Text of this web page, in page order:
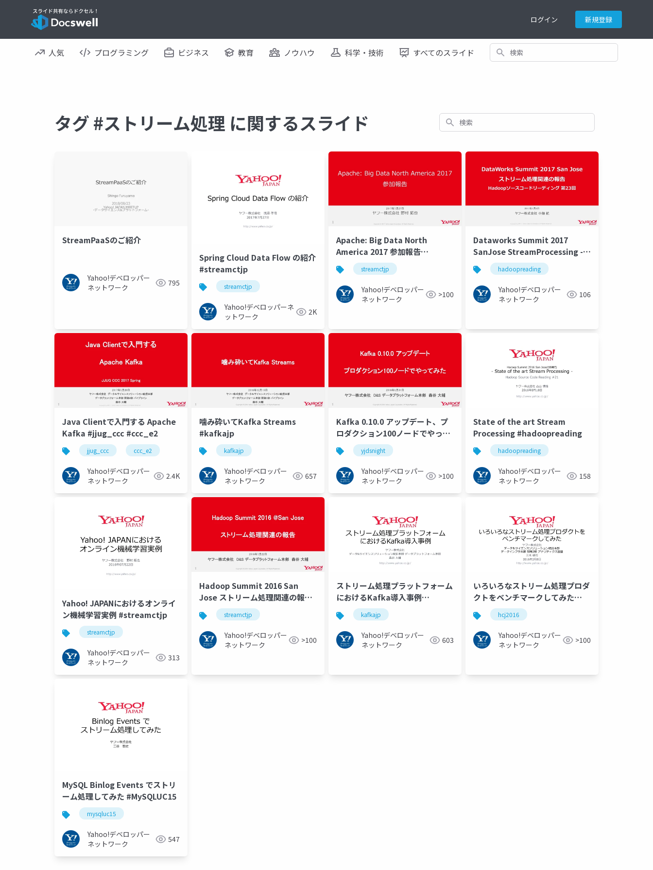
ログイン 新規登録
人気 プログラミング ビジネス 教育 ノウハウ 科学・技術 すべてのスライド 検索
タグ #ストリーム処理 に関するスライド 検索
StreamPaaSのご紹介
Yahoo!デベロッパー
ネットワーク
795
Spring Cloud Data Flow の紹介
#streamctjp
streamctjp
Yahoo!デベロッパーネ
ットワーク
2K
Apache: Big Data North
America 2017 参加報告
#streamctjp
streamctjp
Yahoo!デベロッパー
ネットワーク
>100
Dataworks Summit 2017
SanJose StreamProcessing -
Hadoop Source Code Reading
#23 #hadoopreading
hadoopreading
Yahoo!デベロッパー
ネットワーク
106
Java Clientで入門する Apache
Kafka #jjug_ccc #ccc_e2
jjug_ccc ccc_e2
Yahoo!デベロッパー
ネットワーク
2.4K
噛み砕いてKafka Streams
#kafkajp
kafkajp
Yahoo!デベロッパー
ネットワーク
657
Kafka 0.10.0 アップデート、プ
ロダクション100ノードでやって
みた #yjdsnight
yjdsnight
Yahoo!デベロッパー
ネットワーク
>100
State of the art Stream
Processing #hadoopreading
hadoopreading
Yahoo!デベロッパー
ネットワーク
158
Yahoo! JAPANにおけるオンライ
ン機械学習実例 #streamctjp
streamctjp
Yahoo!デベロッパー
ネットワーク
313
Hadoop Summit 2016 San
Jose ストリーム処理関連の報告
#streamctjp
streamctjp
Yahoo!デベロッパー
ネットワーク
>100
ストリーム処理プラットフォーム
におけるKafka導入事例
#kafkajpkafkajp
Yahoo!デベロッパー
ネットワーク
603
いろいろなストリーム処理プロダ
クトをベンチマークしてみた
#hcj2016hcj2016
Yahoo!デベロッパー
ネットワーク
>100
MySQL Binlog Events でストリ
ーム処理してみた #MySQLUC15
mysqluc15
Yahoo!デベロッパー
ネットワーク
547